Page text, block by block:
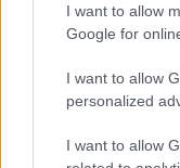
I want to allow
Google for
I want to allow
personalized
I want to allow